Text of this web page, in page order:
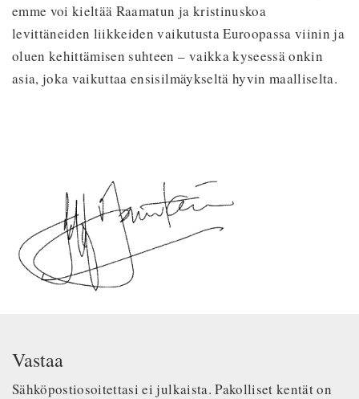
emme voi kieltää Raamatun ja kristinuskoa
levittäneiden liikkeiden vaikutusta Euroopassa viinin ja
oluen kehittämisen suhteen – vaikka kyseessä onkin
asia, joka vaikuttaa ensisilmäykseltä hyvin maalliselta.
Vastaa
Sähköpostiosoitettasi ei julkaista. Pakolliset kentät on